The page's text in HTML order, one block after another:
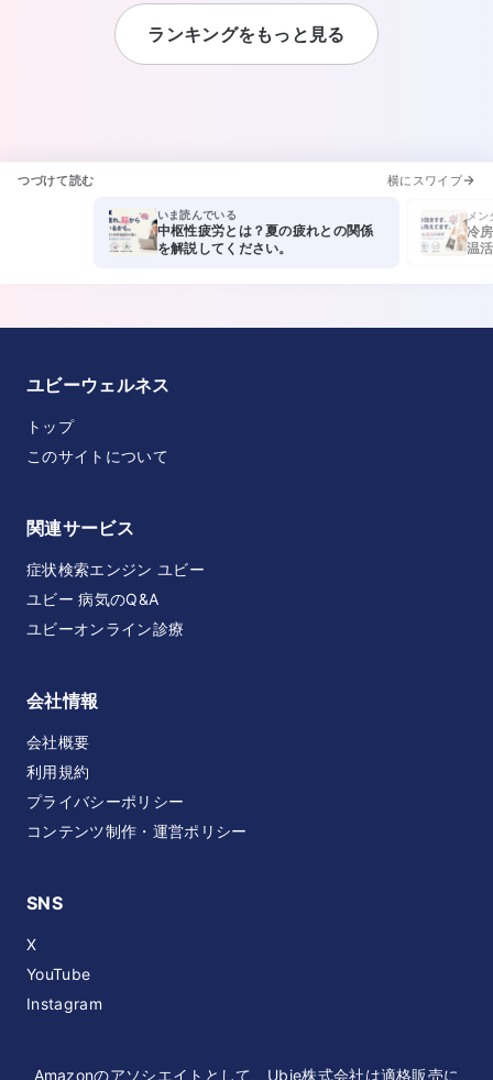
ランキングをもっと見る
つづけて読む 横にスワイプ
いま読んでいる
中枢性疲労とは？夏の疲れとの関係
を解説してください。
メン
冷
温
ユビーウェルネス
トップ
このサイトについて
関連サービス
症状検索エンジン ユビー
ユビー 病気のQ&A
ユビーオンライン診療
会社情報
会社概要
利用規約
プライバシーポリシー
コンテンツ制作・運営ポリシー
SNS
X
YouTube
Instagram
Amazonのアソシエイトとして、Ubie株式会社は適格販売に